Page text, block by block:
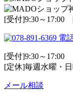
[受付]9:30～17:00
電
[受付]9:30～17:00
[定休]毎週水曜・
メール相談